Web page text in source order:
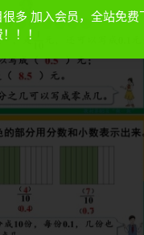
很多 加入会员，全站免
！！